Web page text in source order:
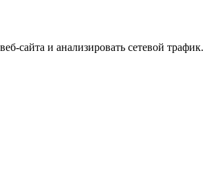
сайта и анализировать сетевой трафик.